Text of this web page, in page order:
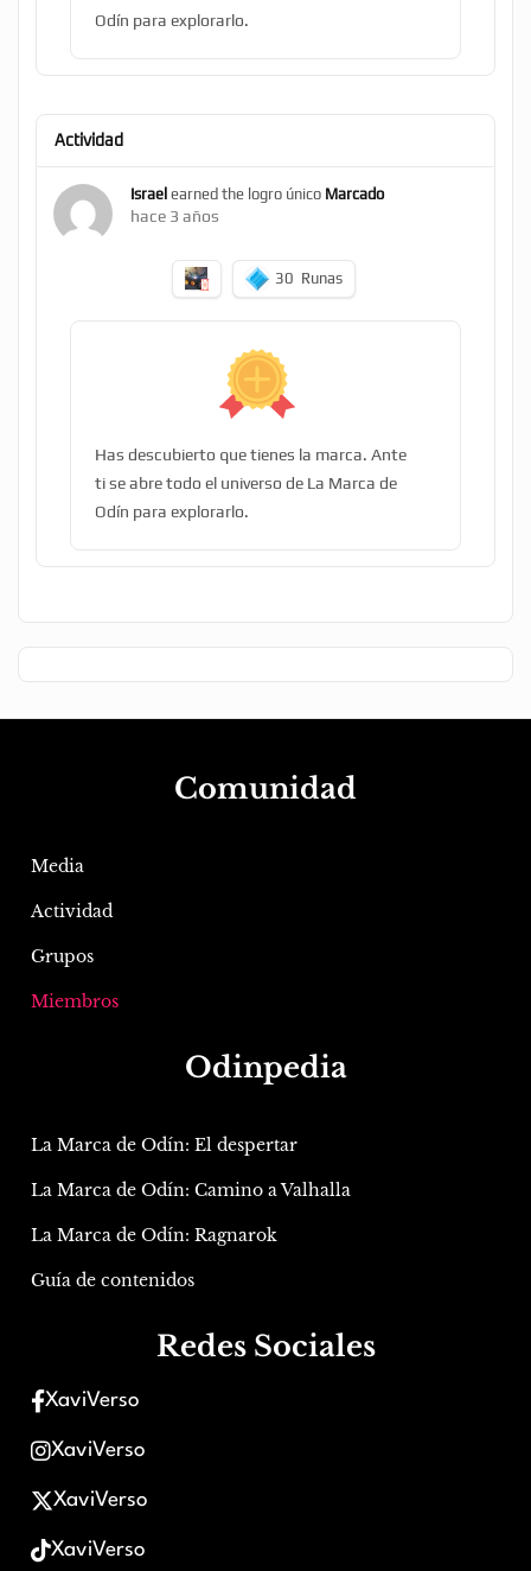
Odín para explorarlo.
Actividad
Israel earned the logro único Marcado
hace 3 años
30 Runas
Has descubierto que tienes la marca. Ante
ti se abre todo el universo de La Marca de
Odín para explorarlo.
Comunidad
Media
Actividad
Grupos
Miembros
Odinpedia
La Marca de Odín: El despertar
La Marca de Odín: Camino a Valhalla
La Marca de Odín: Ragnarok
Guía de contenidos
Redes Sociales
XaviVerso
XaviVerso
XaviVerso
XaviVerso